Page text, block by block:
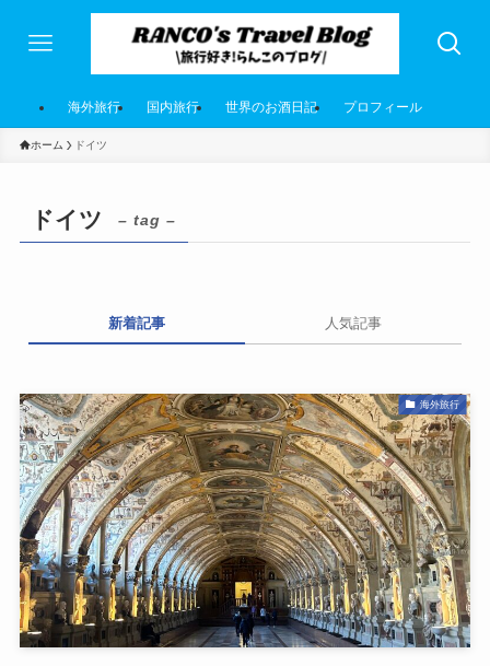
海外旅行 国内旅行 世界のお酒日記 プロフィール
ホーム ドイツ
ドイツ – tag –
新着記事 人気記事
海外旅行